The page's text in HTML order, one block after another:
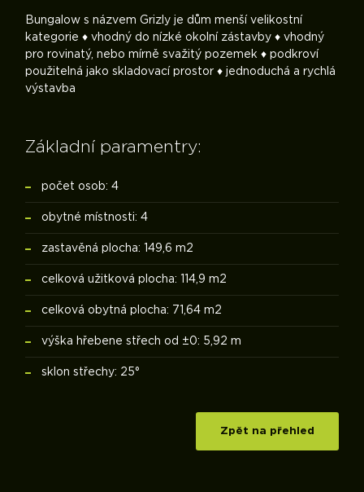
Bungalow s názvem Grizly je dům menší velikostní
kategorie ♦ vhodný do nízké okolní zástavby ♦ vhodný
pro rovinatý, nebo mírně svažitý pozemek ♦ podkroví
použitelná jako skladovací prostor ♦ jednoduchá a rychlá
výstavba
Základní paramentry:
počet osob: 4
obytné místnosti: 4
zastavěná plocha: 149,6 m2
celková užitková plocha: 114,9 m2
celková obytná plocha: 71,64 m2
výška hřebene střech od ±0: 5,92 m
sklon střechy: 25°
Zpět na přehled